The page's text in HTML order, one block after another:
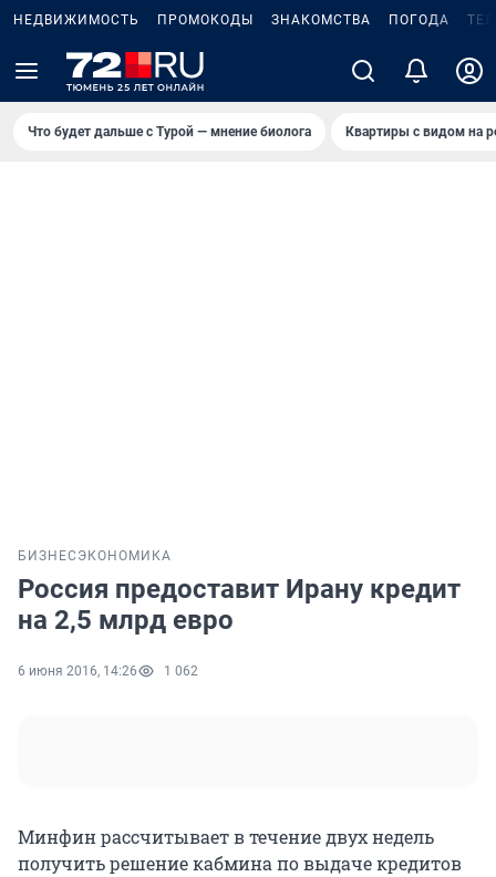
НЕДВИЖИМОСТЬ ПРОМОКОДЫ ЗНАКОМСТВА ПОГОДА
Что будет дальше с Турой — мнение биолога Квартиры с видом на
БИЗНЕС ЭКОНОМИКА
Россия предоставит Ирану кредит
на 2,5 млрд евро
6 июня 2016, 14:26 1 062
Минфин рассчитывает в течение двух недель
получить решение кабмина по выдаче кредитов